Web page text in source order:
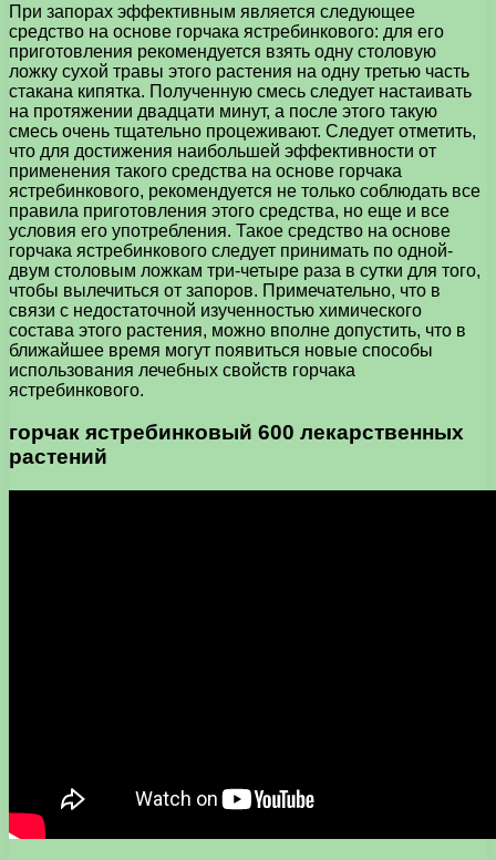
При запорах эффективным является следующее
средство на основе горчака ястребинкового: для его
приготовления рекомендуется взять одну столовую
ложку сухой травы этого растения на одну третью часть
стакана кипятка. Полученную смесь следует настаивать
на протяжении двадцати минут, а после этого такую
смесь очень тщательно процеживают. Следует отметить,
что для достижения наибольшей эффективности от
применения такого средства на основе горчака
ястребинкового, рекомендуется не только соблюдать все
правила приготовления этого средства, но еще и все
условия его употребления. Такое средство на основе
горчака ястребинкового следует принимать по одной-
двум столовым ложкам три-четыре раза в сутки для того,
чтобы вылечиться от запоров. Примечательно, что в
связи с недостаточной изученностью химического
состава этого растения, можно вполне допустить, что в
ближайшее время могут появиться новые способы
использования лечебных свойств горчака
ястребинкового.
горчак ястребинковый 600 лекарственных
растений